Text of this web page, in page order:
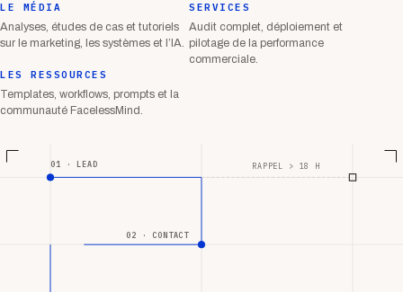
LE MÉDIA
Analyses, études de cas et tutoriels
sur le marketing, les systèmes et l’IA.
SERVICES
Audit complet, déploiement et
pilotage de la performance
commerciale.
LES RESSOURCES
Templates, workflows, prompts et la
communauté FacelessMind.
01 · LEAD
02 · CONTACT
RAPPEL > 18 H